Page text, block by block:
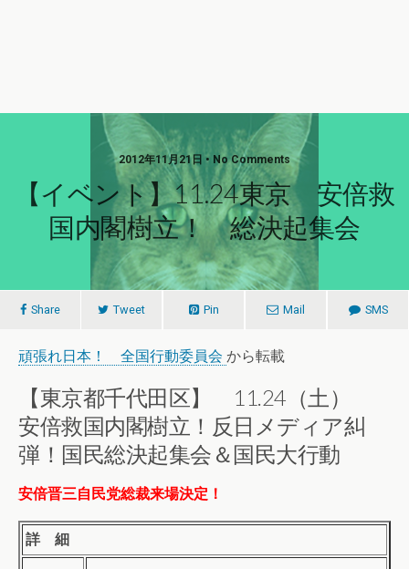
2012年11月21日 • No Comments
【イベント】11.24東京 安倍救
国内閣樹立！ 総決起集会
Share Tweet Pin Mail SMS
頑張れ日本！ 全国行動委員会 から転載
【東京都千代田区】 11.24（土）
安倍救国内閣樹立！反日メディア糾
弾！国民総決起集会＆国民大行動
安倍晋三自民党総裁来場決定！
詳 細